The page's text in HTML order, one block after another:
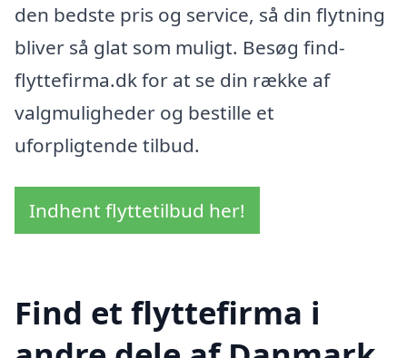
den bedste pris og service, så din flytning
bliver så glat som muligt. Besøg find-
flyttefirma.dk for at se din række af
valgmuligheder og bestille et
uforpligtende tilbud.
Indhent flyttetilbud her!
Find et flyttefirma i